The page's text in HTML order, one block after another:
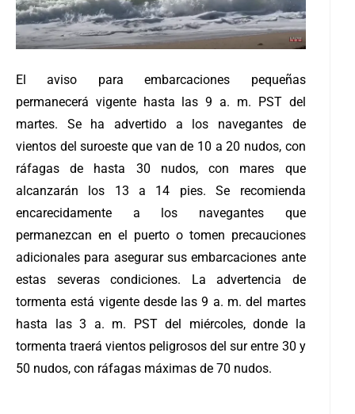
El aviso para embarcaciones pequeñas
permanecerá vigente hasta las 9 a. m. PST del
martes. Se ha advertido a los navegantes de
vientos del suroeste que van de 10 a 20 nudos, con
ráfagas de hasta 30 nudos, con mares que
alcanzarán los 13 a 14 pies. Se recomienda
encarecidamente a los navegantes que
permanezcan en el puerto o tomen precauciones
adicionales para asegurar sus embarcaciones ante
estas severas condiciones. La advertencia de
tormenta está vigente desde las 9 a. m. del martes
hasta las 3 a. m. PST del miércoles, donde la
tormenta traerá vientos peligrosos del sur entre 30 y
50 nudos, con ráfagas máximas de 70 nudos.